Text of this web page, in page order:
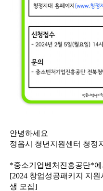
안녕하세요
정읍시 청년지원센터 청정
*중소기업벤처진흥공단*
[2024 창업성공패키지 지원
생 모집]